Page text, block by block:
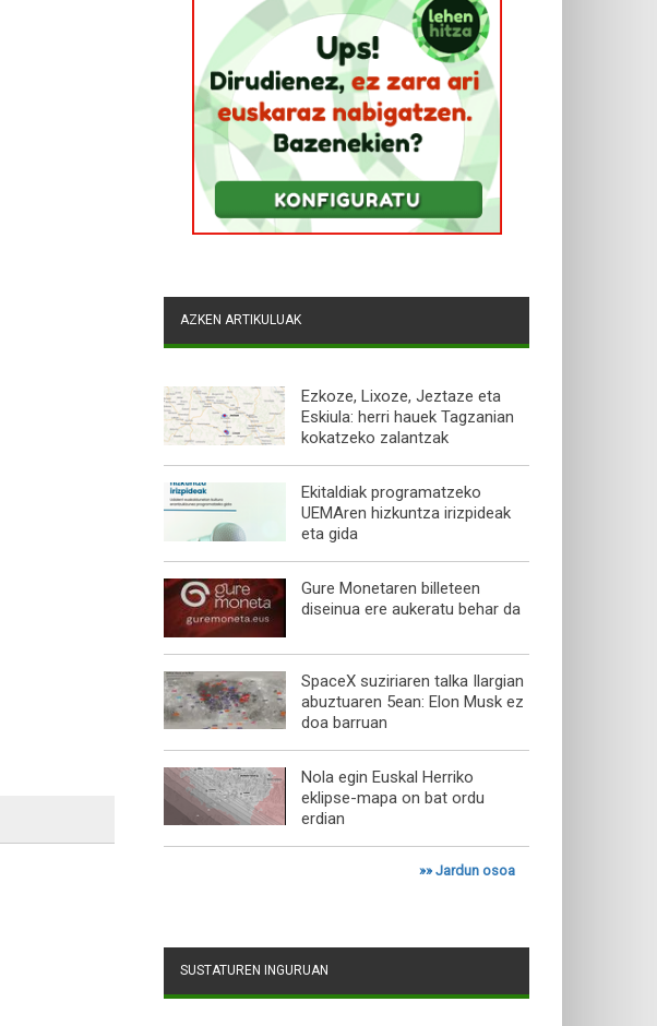
AZKEN ARTIKULUAK
Ezkoze, Lixoze, Jeztaze eta
Eskiula: herri hauek Tagzanian
kokatzeko zalantzak
Ekitaldiak programatzeko
UEMAren hizkuntza irizpideak
eta gida
Gure Monetaren billeteen
diseinua ere aukeratu behar da
SpaceX suziriaren talka Ilargian
abuztuaren 5ean: Elon Musk ez
doa barruan
Nola egin Euskal Herriko
eklipse-mapa on bat ordu
erdian
»»Jardun osoa
SUSTATUREN INGURUAN